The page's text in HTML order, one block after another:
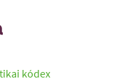
kódex